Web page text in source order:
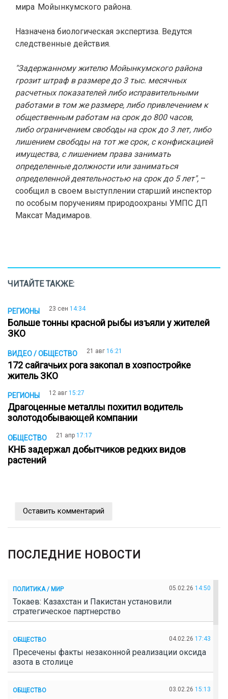
мира Мойынкумского района.
Назначена биологическая экспертиза. Ведутся
следственные действия.
"Задержанному жителю Мойынкумского района
грозит штраф в размере до 3 тыс. месячных
расчетных показателей либо исправительными
работами в том же размере, либо привлечением к
общественным работам на срок до 800 часов,
либо ограничением свободы на срок до 3 лет, либо
лишением свободы на тот же срок, с конфискацией
имущества, с лишением права занимать
определенные должности или заниматься
определенной деятельностью на срок до 5 лет", –
сообщил в своем выступлении старший инспектор
по особым поручениям природоохраны УМПС ДП
Максат Мадимаров.
ЧИТАЙТЕ ТАКЖЕ:
РЕГИОНЫ 23 сен 14:34
Больше тонны красной рыбы изъяли у жителей
ЗКО
ВИДЕО / ОБЩЕСТВО 21 авг 16:21
172 сайгачьих рога закопал в хозпостройке
житель ЗКО
РЕГИОНЫ 12 авг 15:27
Драгоценные металлы похитил водитель
золотодобывающей компании
ОБЩЕСТВО 21 апр 17:17
КНБ задержал добытчиков редких видов
растений
Оставить комментарий
ПОСЛЕДНИЕ НОВОСТИ
ПОЛИТИКА / МИР 05.02.26 14:50
Токаев: Казахстан и Пакистан установили
стратегическое партнерство
ОБЩЕСТВО 04.02.26 17:43
Пресечены факты незаконной реализации оксида
азота в столице
ОБЩЕСТВО 03.02.26 15:13